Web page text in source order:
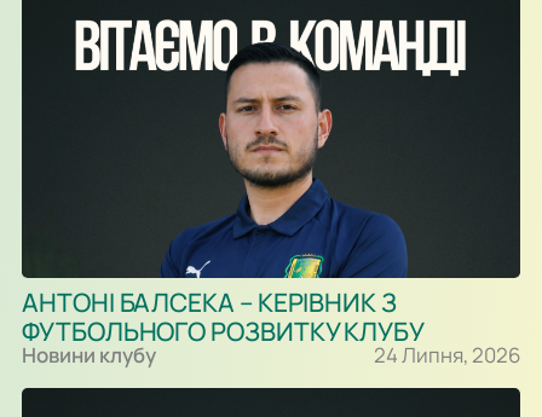
АНТОНІ БАЛСЕКА – КЕРІВНИК З
ФУТБОЛЬНОГО РОЗВИТКУ КЛУБУ
Новини клубу 24 Липня, 2026